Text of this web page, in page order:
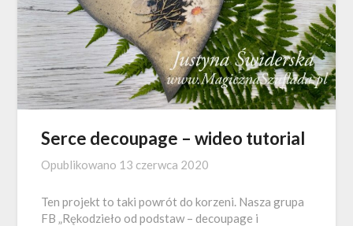
Serce decoupage – wideo tutorial
Opublikowano 13 czerwca 2020
Ten projekt to taki powrót do korzeni. Nasza grupa
FB „Rękodzieło od podstaw – decoupage i